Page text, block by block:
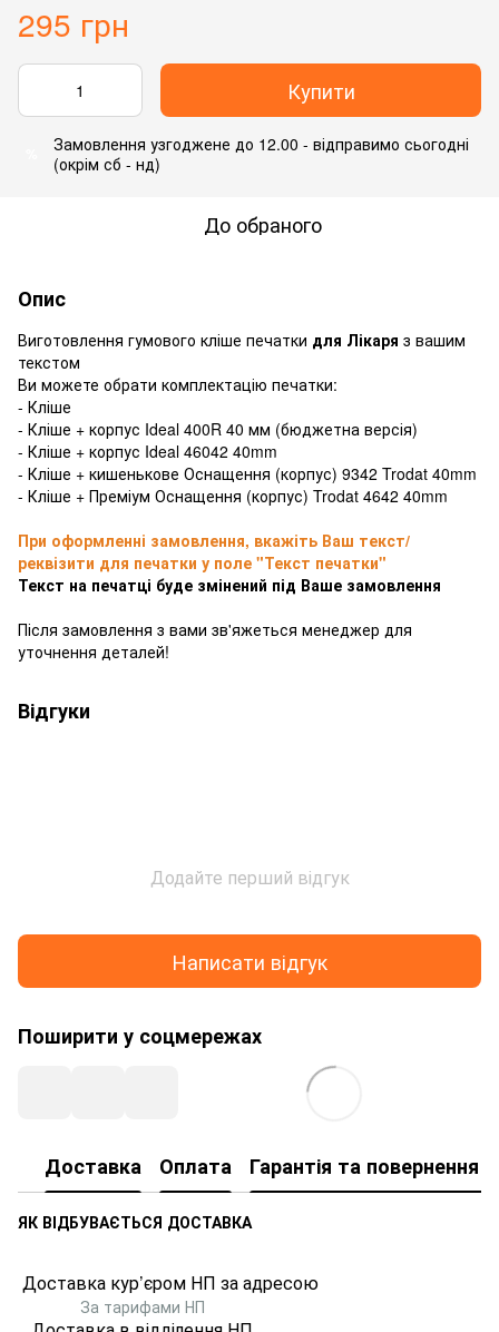
295 грн
Купити
Замовлення узгоджене до 12.00 - відправимо сьогодні
(окрім сб - нд)
До обраного
Опис
Виготовлення гумового кліше печатки для Лікаря з вашим
текстом
Ви можете обрати комплектацію печатки:
- Кліше
- Кліше + корпус Ideal 400R 40 мм (бюджетна версія)
- Кліше + корпус Ideal 46042 40mm
- Кліше + кишенькове Оснащення (корпус) 9342 Trodat 40mm
- Кліше + Преміум Оснащення (корпус) Trodat 4642 40mm
При оформленні замовлення, вкажіть Ваш текст/
реквізити для печатки у поле "Текст печатки"
Текст на печатці буде змінений під Ваше замовлення
Після замовлення з вами зв'яжеться менеджер для
уточнення деталей!
Відгуки
Додайте перший відгук
Написати відгук
Поширити у соцмережах
Доставка Оплата Гарантія та повернення
ЯК ВІДБУВАЄТЬСЯ ДОСТАВКА
Доставка кур’єром НП за адресою
За тарифами НП